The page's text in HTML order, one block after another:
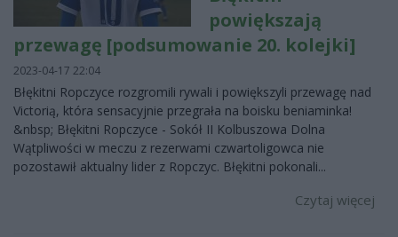
powiększają
przewagę [podsumowanie 20. kolejki]
2023-04-17 22:04
Błękitni Ropczyce rozgromili rywali i powiększyli przewagę nad
Victorią, która sensacyjnie przegrała na boisku beniaminka!
&nbsp; Błękitni Ropczyce - Sokół II Kolbuszowa Dolna
Wątpliwości w meczu z rezerwami czwartoligowca nie
pozostawił aktualny lider z Ropczyc. Błękitni pokonali...
Czytaj więcej